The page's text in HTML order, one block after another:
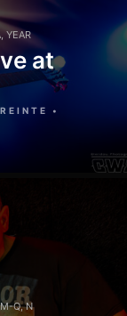
,YEAR
at
•
M-Q,N